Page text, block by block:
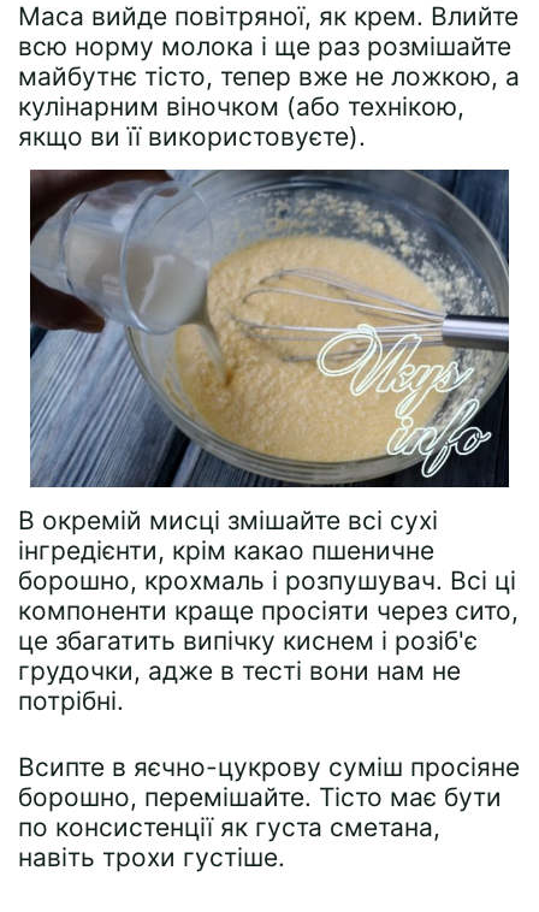
Маса вийде повітряної, як крем. Влийте
всю норму молока і ще раз розмішайте
майбутнє тісто, тепер вже не ложкою, а
кулінарним віночком (або технікою,
якщо ви її використовуєте).
В окремій мисці змішайте всі сухі
інгредієнти, крім какао пшеничне
борошно, крохмаль і розпушувач. Всі ці
компоненти краще просіяти через сито,
це збагатить випічку киснем і розіб'є
грудочки, адже в тесті вони нам не
потрібні.
Всипте в яєчно-цукрову суміш просіяне
борошно, перемішайте. Тісто має бути
по консистенції як густа сметана,
навіть трохи густіше.